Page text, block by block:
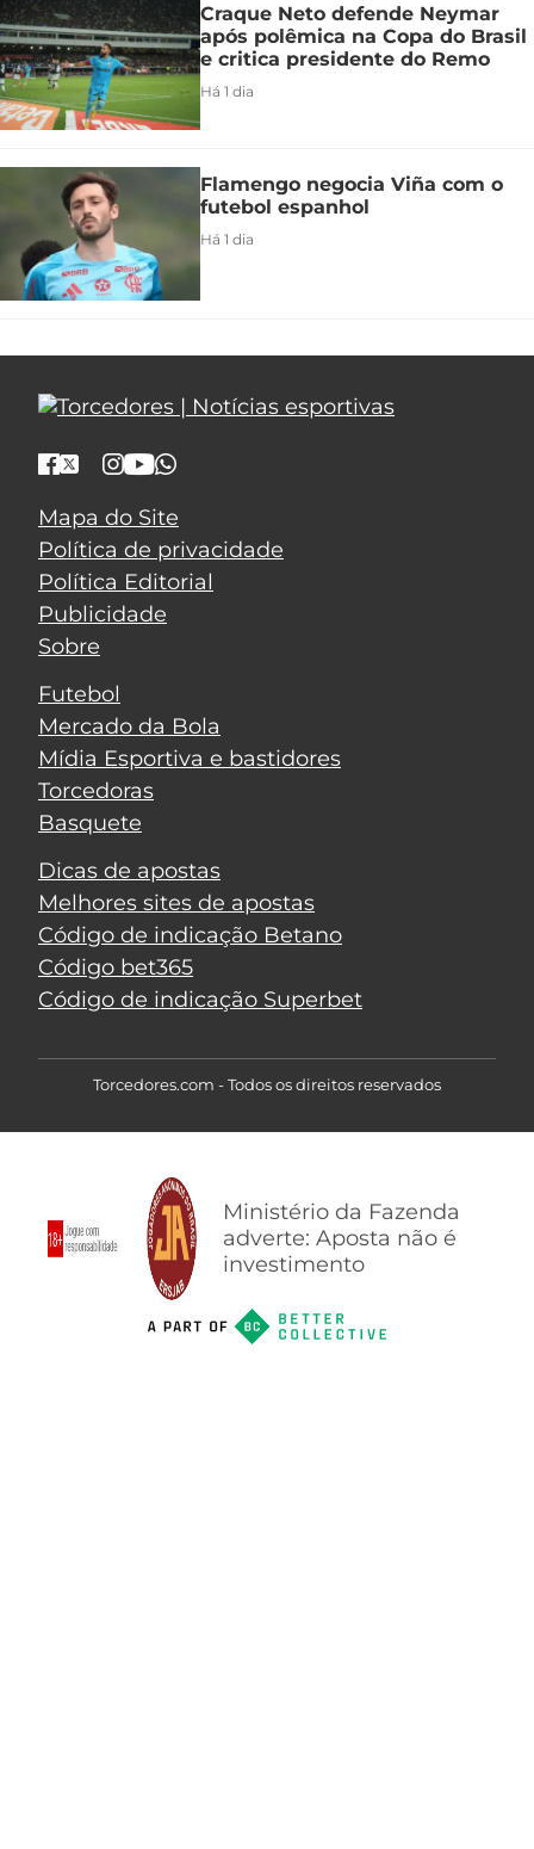
Craque Neto defende Neymar
após polêmica na Copa do Brasil
e critica presidente do Remo
Há 1 dia
Flamengo negocia Viña com o
futebol espanhol
Há 1 dia
Mapa do Site
Política de privacidade
Política Editorial
Publicidade
Sobre
Futebol
Mercado da Bola
Mídia Esportiva e bastidores
Torcedoras
Basquete
Dicas de apostas
Melhores sites de apostas
Código de indicação Betano
Código bet365
Código de indicação Superbet
Torcedores.com - Todos os direitos reservados
Ministério da Fazenda
adverte: Aposta não é
investimento